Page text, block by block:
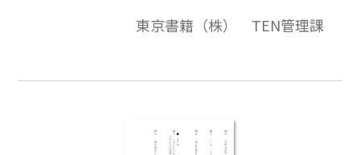
東京書籍（株） TEN管理課